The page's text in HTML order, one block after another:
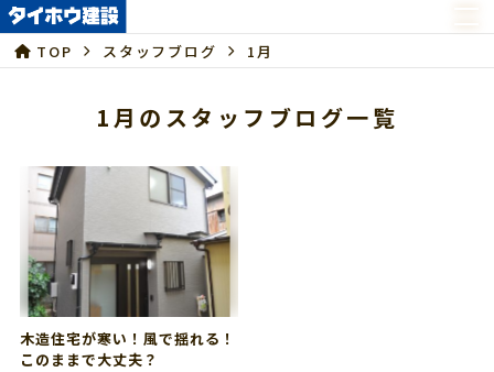
TOP スタッフブログ 1月
1月のスタッフブログ一覧
木造住宅が寒い！風で揺れる！
このままで大丈夫？